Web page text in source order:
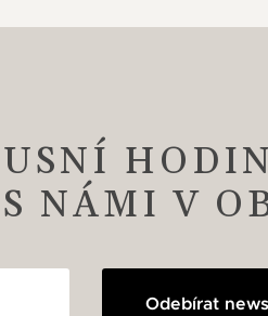
NÁMI V
Odebírat